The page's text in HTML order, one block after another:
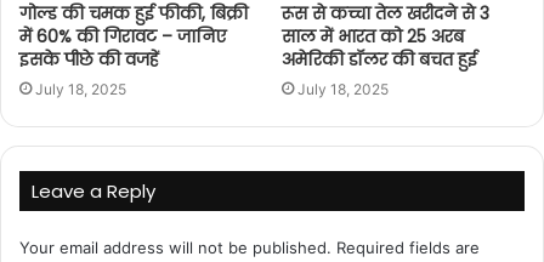
गोल्ड की चमक हुई फीकी, बिक्री
में 60% की गिरावट – जानिए
इसके पीछे की वजहें
July 18, 2025
रूस से कच्चा तेल खरीदने से 3
साल में भारत को 25 अरब
अमेरिकी डॉलर की बचत हुई
July 18, 2025
Leave a Reply
Your email address will not be published. Required fields are